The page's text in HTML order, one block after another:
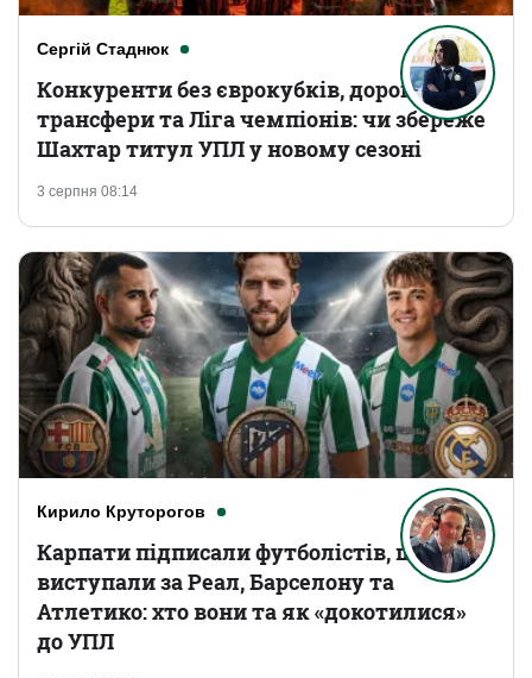
Сергій Стаднюк
3 серпня 08:14
Конкуренти без єврокубків, дорогі
трансфери та Ліга чемпіонів: чи збереже
Шахтар титул УПЛ у новому сезоні
Кирило Круторогов
Карпати підписали футболістів, що
виступали за Реал, Барселону та
Атлетико: хто вони та як «докотилися»
до УПЛ